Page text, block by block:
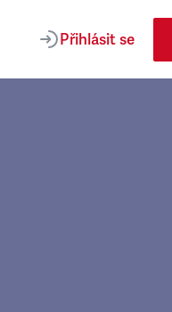
Přihlásit se